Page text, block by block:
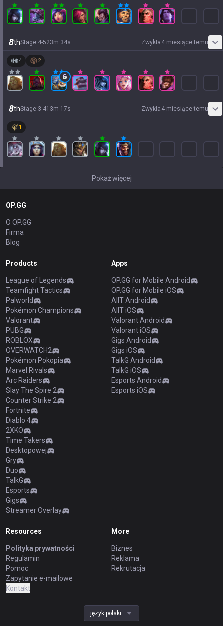
8thStage 4-523m 34s Zwykła 4 miesiące temu
4 2
8thStage 3-413m 17s Zwykła 4 miesiące temu
1
Pokaż więcej
OP.GG
O OP.GG
Firma
Blog
Products
League of Legends
Teamfight Tactics
Palworld
Pokémon Champions
Valorant
PUBG
ROBLOX
OVERWATCH2
Pokémon Pokopia
Marvel Rivals
Arc Raiders
Slay The Spire 2
Counter Strike 2
Fortnite
Diablo 4
2XKO
Time Takers
Desktopowej
Gry
Duo
TalkG
Esports
Gigs
Streamer Overlay
Apps
OP.GG for Mobile Android
OP.GG for Mobile iOS
AllT Android
AllT iOS
Valorant Android
Valorant iOS
Gigs Android
Gigs iOS
TalkG Android
TalkG iOS
Esports Android
Esports iOS
Resources
Polityka prywatności
Regulamin
Pomoc
Zapytanie e-mailowe
Kontakt
More
Biznes
Reklama
Rekrutacja
język polski